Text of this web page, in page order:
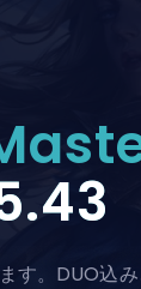
。DUO込み